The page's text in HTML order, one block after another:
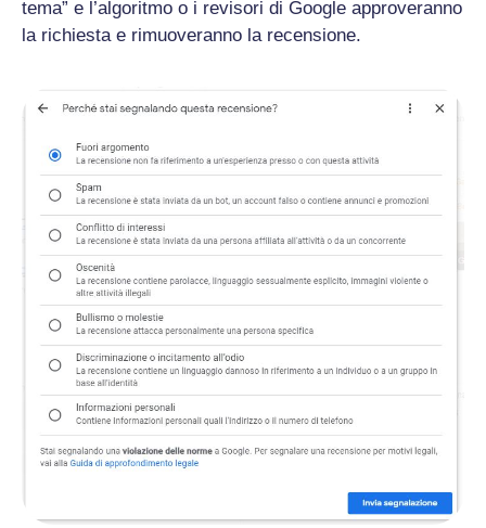
tema” e l’algoritmo o i revisori di Google approveranno
la richiesta e rimuoveranno la recensione.